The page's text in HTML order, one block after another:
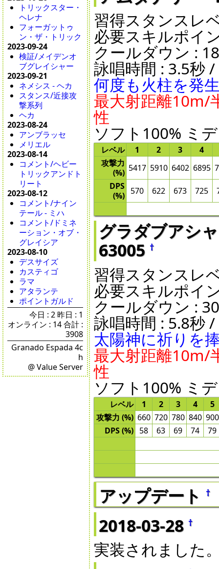
トリックスター・
ヘレナ
フォーガットゥ
ン・ザ・トリック
2023-09-24
検証/メイデンオ
ブグレイシャー
2023-09-21
ネメシス - ヘカ
スタンス/近接攻
撃系列
ヘカ
2023-08-24
アンブラッセ
メリエル
2023-08-14
コメント/ヘビー
トリックアンドト
リート
2023-08-12
コメント/ナイン
テール - ミハ
コメント/ドミネ
ーション・オブ・
グレイシア
2023-08-10
デスサイズ
カスティゴ
ラマ
アタランテ
ポイントガルド
今日 : 2 昨日 : 1
オンライン : 14 合計 :
3908
Granado Espada 4c
h
@ Value Server
習得スタンスレ
必要スキルポイ
クールダウン :
詠唱時間 : 3.5秒
何度も火柱を発
最大射距離10m/
性
ソフト100% ミ
レベル 1 2 3
4
攻撃力
(%) 5417 5910 6402 6895
DPS
(%) 570 622 673 725
グラダブアシ
63005 †
習得スタンスレ
必要スキルポイ
クールダウン :
詠唱時間 : 5.8秒
太陽神に祈りを
最大射距離10m/
性
ソフト100% ミ
レベル 1 2 3 4
5
攻撃力 (%) 660 720 780 840 900
DPS (%) 58 63 69 74 79
アップデート †
2018-03-28 †
実装されました